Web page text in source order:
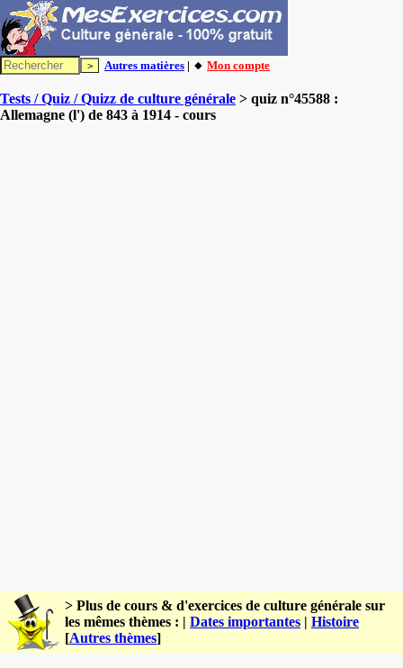
Autres matières | 🔸 Mon compte
Tests / Quiz / Quizz de culture générale > quiz n°45588 :
Allemagne (l') de 843 à 1914 - cours
> Plus de cours & d'exercices de culture générale sur
les mêmes thèmes : | Dates importantes | Histoire
[Autres thèmes]